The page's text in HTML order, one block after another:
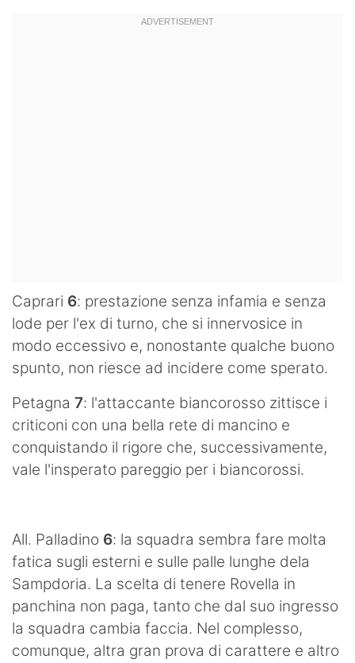
Caprari 6: prestazione senza infamia e senza
lode per l'ex di turno, che si innervosice in
modo eccessivo e, nonostante qualche buono
spunto, non riesce ad incidere come sperato.
Petagna 7: l'attaccante biancorosso zittisce i
criticoni con una bella rete di mancino e
conquistando il rigore che, successivamente,
vale l'insperato pareggio per i biancorossi.
All. Palladino 6: la squadra sembra fare molta
fatica sugli esterni e sulle palle lunghe dela
Sampdoria. La scelta di tenere Rovella in
panchina non paga, tanto che dal suo ingresso
la squadra cambia faccia. Nel complesso,
comunque, altra gran prova di carattere e altro